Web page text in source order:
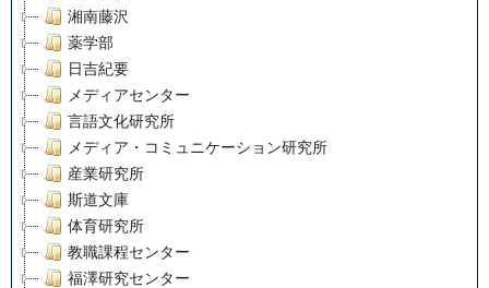
湘南藤沢
薬学部
日吉紀要
メディアセンター
言語文化研究所
メディア・コミュニケーション研究所
産業研究所
斯道文庫
体育研究所
教職課程センター
福澤研究センター